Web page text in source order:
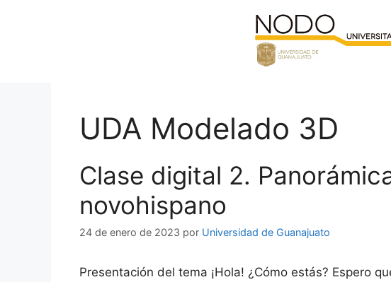
UDA Modelado 3D
Clase digital 2.
novohispano
24 de enero de 2023 por Universidad de Guanajuato
Presentación del tema ¡Hola! ¿Cómo estás? Espero